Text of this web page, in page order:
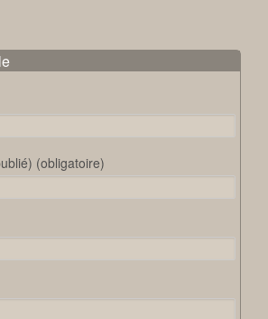
(obligatoire)